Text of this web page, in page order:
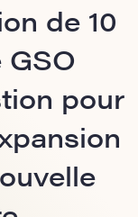
de 10
GSO
pour